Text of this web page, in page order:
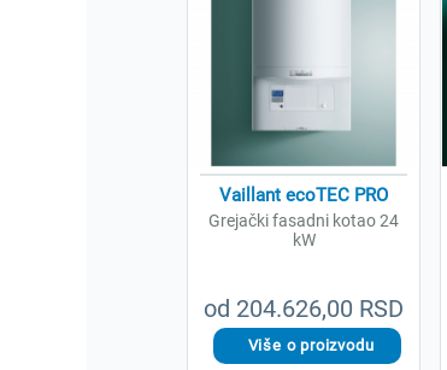
od 204.626,00 RSD
Vaillant ecoTEC PRO
Grejački fasadni kotao 24
kW